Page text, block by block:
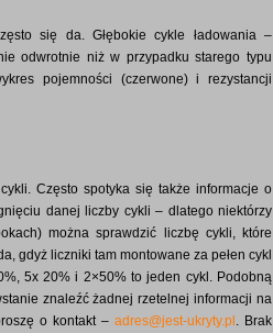
się da. Głębokie cykle ładowania –
odwrotnie niż w przypadku starego typu
pojemności (czerwone) i rezystancji
Często spotyka się także informacje o
danej liczby cykli – dlatego niektórzy
można sprawdzić liczbę cykli, które
gdyż liczniki tam montowane za pełen cykl
5x 20% i 2×50% to jeden cykl. Podobną
znaleźć żadnej rzetelnej informacji na
o kontakt – adres@jest-ukryty.pl . Brak